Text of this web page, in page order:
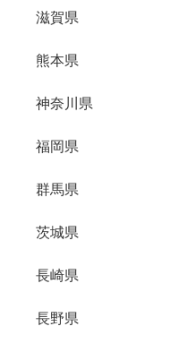
滋賀県
熊本県
神奈川県
福岡県
群馬県
茨城県
長崎県
長野県